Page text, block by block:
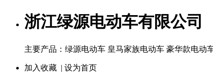
浙江绿源电动车有限公司
主要产品：绿源电动车 皇马家族电动车 豪华款电动
加入收藏 | 设为首页